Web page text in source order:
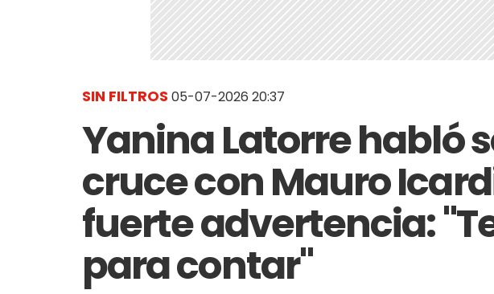
SIN FILTROS 05-07-2026 20:37
Yanina Latorre habló
cruce con Mauro
fuerte advertencia:
para contar"